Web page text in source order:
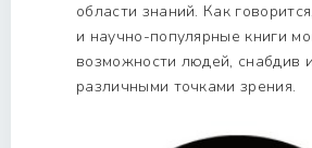
области знаний. Как
и научно-популярные книги
возможности людей, снабдив
различными точками зрения.